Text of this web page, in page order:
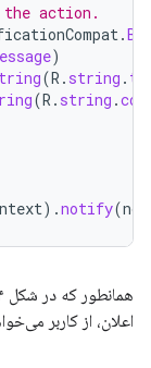
action.
.
)
(R . string .
(R . string .
).notify(
اعلان، از کاربر